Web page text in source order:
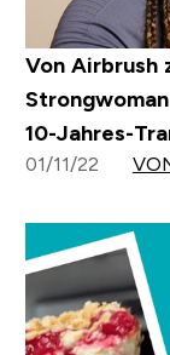
Von Airbrush
10-Jahres-
01/11/22